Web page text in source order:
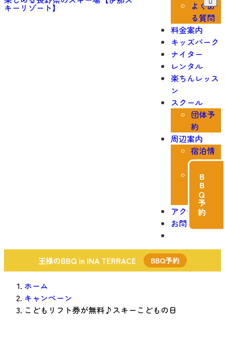
よくあ
る質問
料金案内
キッズパーク
ナイター
レンタル
楽ちんレッス
ン
スクール
団体予
約
周辺案内
宿泊情
報
周辺施
設・温
泉案内
アクセス
お問い合わせ
王様のBBQ in INA TERRACE BBQ予約
ホーム
キャンペーン
こどもリフト券が無料♪スキーこどもの日
ＢＢＱ予約